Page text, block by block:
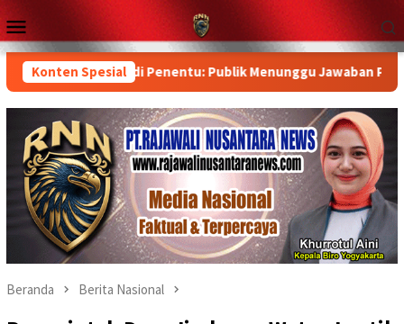
Loncat
ke
konten
Menu
Mobile
Konten Spesial
Jadi Penentu: Publik Menunggu Jawaban Pemerintah
Beranda Berita Nasional